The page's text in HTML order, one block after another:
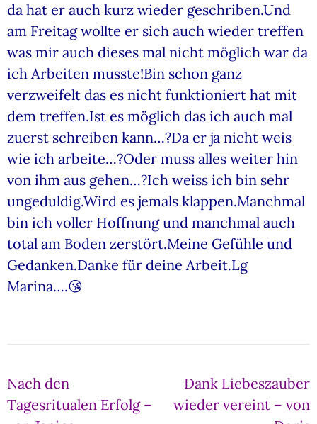
da hat er auch kurz wieder geschriben.Und
am Freitag wollte er sich auch wieder treffen
was mir auch dieses mal nicht möglich war da
ich Arbeiten musste!Bin schon ganz
verzweifelt das es nicht funktioniert hat mit
dem treffen.Ist es möglich das ich auch mal
zuerst schreiben kann…?Da er ja nicht weis
wie ich arbeite…?Oder muss alles weiter hin
von ihm aus gehen…?Ich weiss ich bin sehr
ungeduldig.Wird es jemals klappen.Manchmal
bin ich voller Hoffnung und manchmal auch
total am Boden zerstört.Meine Gefühle und
Gedanken.Danke für deine Arbeit.Lg
Marina….😘
Beitragsnavigation
Nach den
Tagesritualen Erfolg –
Dank Liebeszauber
wieder vereint – von